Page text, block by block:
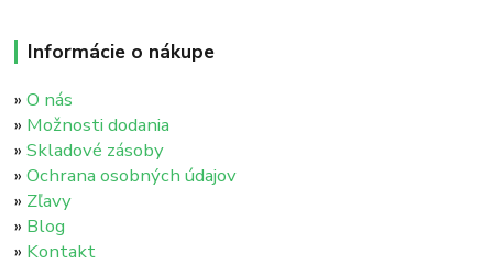
Informácie o nákupe
»O nás
» Možnosti dodania
»Skladové zásoby
»Ochrana osobných údajov
» Zľavy
» Blog
» Kontakt